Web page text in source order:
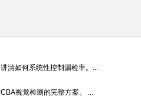
清如何系统性控制漏检率。...
视觉检测的完整方案。 ...